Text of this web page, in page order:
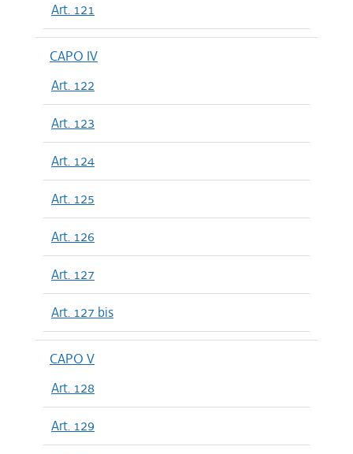
Art. 121
CAPO IV
Art. 122
Art. 123
Art. 124
Art. 125
Art. 126
Art. 127
Art. 127 bis
CAPO V
Art. 128
Art. 129